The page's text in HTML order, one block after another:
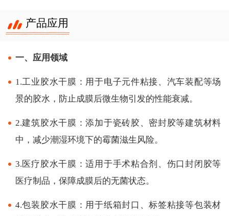
产品应用
一、应用领域
1.工业胶水干膜：用于电子元件粘接、汽车装配等场
景的胶水，防止成膜后微生物引发的性能衰减。
2.建筑胶水干膜：添加于瓷砖胶、密封胶等建筑材料
中，减少潮湿环境下的霉菌滋生风险。
3.医疗胶水干膜：适用于手术粘合剂、伤口封闭胶等
医疗制品，保障成膜后的无菌状态。
4.包装胶水干膜：用于纸箱封口、标签粘接等包装材